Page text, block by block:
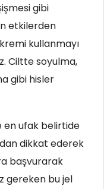
gibi
etkilerden
kullanmayı
Ciltte soyulma,
gibi hisler
en ufak belirtide
dikkat ederek
başvurarak
gereken bu jel